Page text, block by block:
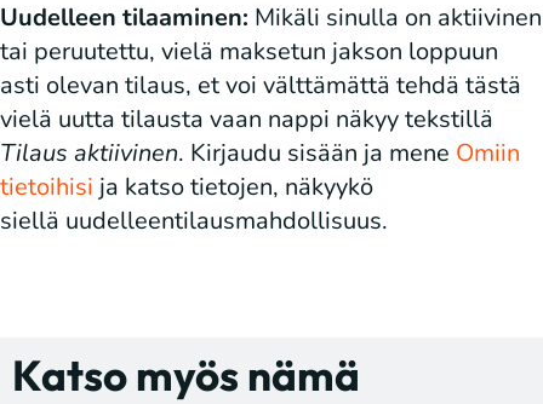
Uudelleen tilaaminen: Mikäli sinulla on aktiivinen
tai peruutettu, vielä maksetun jakson loppuun
asti olevan tilaus, et voi välttämättä tehdä tästä
vielä uutta tilausta vaan nappi näkyy tekstillä
Tilaus aktiivinen. Kirjaudu sisään ja mene Omiin
tietoihisi ja katso tietojen, näkyykö
siellä uudelleentilausmahdollisuus.
Katso myös nämä